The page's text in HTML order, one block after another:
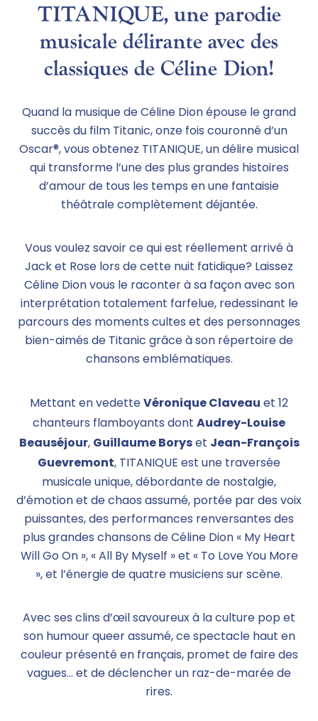
TITANIQUE, une parodie
musicale délirante avec des
classiques de Céline Dion!
Quand la musique de Céline Dion épouse le grand
succès du film Titanic, onze fois couronné d’un
Oscar®, vous obtenez TITANIQUE, un délire musical
qui transforme l’une des plus grandes histoires
d’amour de tous les temps en une fantaisie
théâtrale complètement déjantée.
Vous voulez savoir ce qui est réellement arrivé à
Jack et Rose lors de cette nuit fatidique? Laissez
Céline Dion vous le raconter à sa façon avec son
interprétation totalement farfelue, redessinant le
parcours des moments cultes et des personnages
bien-aimés de Titanic grâce à son répertoire de
chansons emblématiques.
Mettant en vedetteVéronique Claveauet 12
chanteurs flamboyants dontAudrey-Louise
Beauséjour,Guillaume Boryset Jean-François
Guevremont, TITANIQUE est une traversée
musicale unique, débordante de nostalgie,
d’émotion et de chaos assumé, portée par des voix
puissantes, des performances renversantes des
plus grandes chansons de Céline Dion « My Heart
Will Go On », « All By Myself » et « To Love You More
», et l’énergie de quatre musiciens sur scène.
Avec ses clins d’œil savoureux à la culture pop et
son humour queer assumé, ce spectacle haut en
couleur présenté en français, promet de faire des
vagues… et de déclencher un raz-de-marée de
rires.